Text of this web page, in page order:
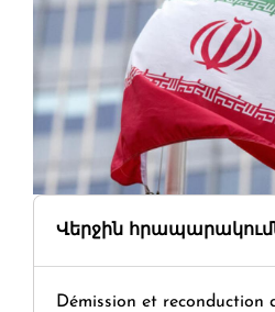
Վերջին
Démission et reconduction